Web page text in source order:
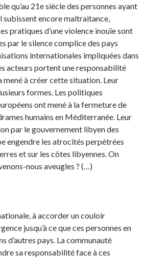
qu’au 21e siècle des personnes ayant
subissent encore maltraitance,
pratiques d’une violence inouïe sont
par le silence complice des pays
internationales impliquées dans
acteurs portent une responsabilité
mené à créer cette situation. Leur
formes. Les politiques
ont mené à la fermeture de
humains en Méditerranée. Leur
par le gouvernement libyen des
engendre les atrocités perpétrées
et sur les côtes libyennes. On
nous aveugles ? (…)
à accorder un couloir
jusqu’à ce que ces personnes en
d’autres pays. La communauté
sa responsabilité face à ces